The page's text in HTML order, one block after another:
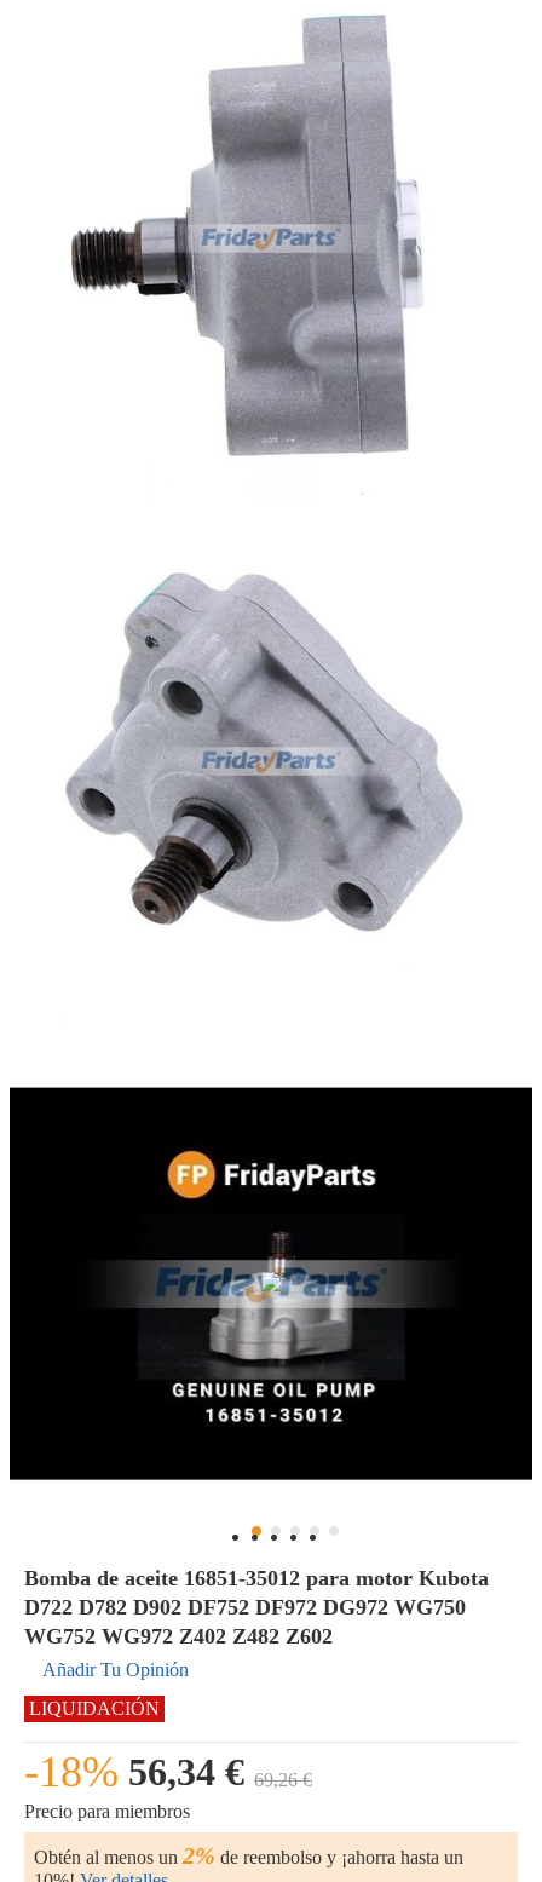
Bomba de aceite 16851-35012 para motor Kubota
D722 D782 D902 DF752 DF972 DG972 WG750
WG752 WG972 Z402 Z482 Z602
Añadir Tu Opinión
LIQUIDACIÓN
-18% 56,34 € 69,26 €
Precio para miembros
Obtén al menos un 2% de reembolso y ¡ahorra hasta un